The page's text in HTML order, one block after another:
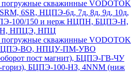
скважинные VODOTOK
6SR, НЦПЭ-6д, 7д, 8д, 9д, 10д,
100/150 и нерж НЦПН, БЦПЭ-Н,
НПЦЭ, НПЦ
скважинные VODOTOK
ВО, НПЦУ-ПМ-УВО
пост магнит), БЦПЭ-ГВ-ЧУ
гориз), БЦПЭ-100-НЗ, 4NNM (ниж